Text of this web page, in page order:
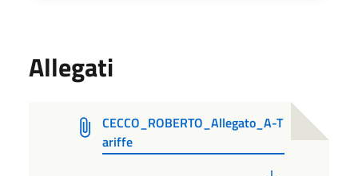
Allegati
CECCO_ROBERTO_Allegato_A-T
ariffe